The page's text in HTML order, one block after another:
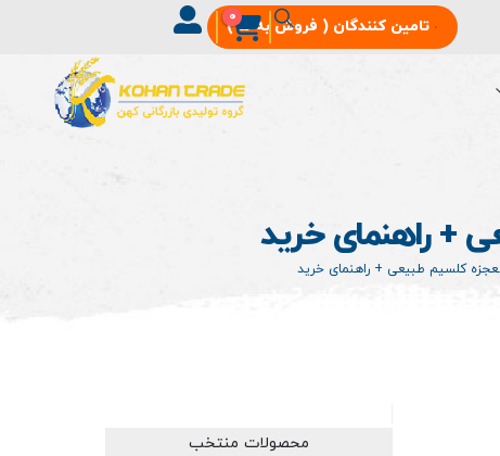
تامین‌ کنندگان ( فروش به ما )
0
+ راهنمای خرید
کلسیم طبیعی + راهنمای خرید
محصولات منتخب